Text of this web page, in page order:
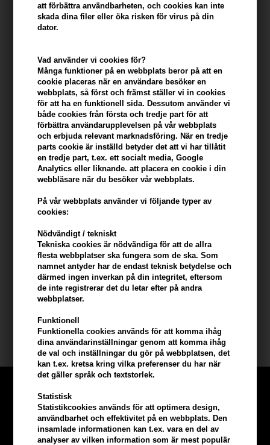
att förbättra användbarheten, och cookies kan inte
skada dina filer eller öka risken för virus på din
dator.
Vad använder vi cookies för?
Många funktioner på en webbplats beror på att en
cookie placeras när en användare besöker en
webbplats, så först och främst ställer vi in ​​cookies
för att ha en funktionell sida. Dessutom använder vi
både cookies från första och tredje part för att
förbättra användarupplevelsen på vår webbplats
och erbjuda relevant marknadsföring. När en tredje
parts cookie är inställd betyder det att vi har tillåtit
en tredje part, t.ex. ett socialt media, Google
Analytics eller liknande. att placera en cookie i din
webbläsare när du besöker vår webbplats.
På vår webbplats använder vi följande typer av
cookies:
Nödvändigt / tekniskt
Tekniska cookies är nödvändiga för att de allra
flesta webbplatser ska fungera som de ska. Som
namnet antyder har de endast teknisk betydelse och
därmed ingen inverkan på din integritet, eftersom
de inte registrerar det du letar efter på andra
webbplatser.
Funktionell
Funktionella cookies används för att komma ihåg
dina användarinställningar genom att komma ihåg
de val och inställningar du gör på webbplatsen, det
kan t.ex. kretsa kring vilka preferenser du har när
det gäller språk och textstorlek.
Statistisk
Statistikcookies används för att optimera design,
användbarhet och effektivitet på en webbplats. Den
insamlade informationen kan t.ex. vara en del av
analyser av vilken information som är mest populär
Du tjänar på köp av denna artikel -Visa mitt konto
Beskrivning Recensioner Tillverkare
Beard Monkey Hairspray Strong är en hårspray med extra starkt
grepp.
Egenskaper
- Ger ett extra starkt lag
- Lätt glans
- Lämplig för alla hårtyper
Bra att använda efter olika vaxer från Beard Monkey .
Använd så här
- Applicera på torrt hår
- Spraya i svepande rörelser från cirka 25-30 cm avstånd från håret
- Om munstycket blir igensatt, skölj det med varmt vatten
Beard Monkey